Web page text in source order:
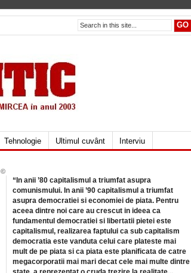
Tehnologie Ultimul cuvânt
Interviu
“In anii ’80 capitalismul a triumfat asupra
comunismului. In anii ’90 capitalismul a triumfat
asupra democratiei si economiei de piata. Pentru
aceea dintre noi care au crescut in ideea ca
fundamentul democratiei si libertatii pietei este
capitalismul, realizarea faptului ca sub capitalism
democratia este vanduta celui care plateste mai
mult de pe piata si ca piata este planificata de catre
megacorporatii mai mari decat cele mai multe dintre
©